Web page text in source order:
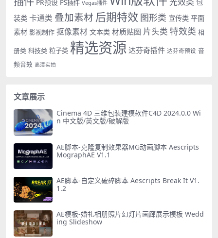
PR预设 PS插件 Vegas插件
包
装类 卡通类 叠加素材 后期特效 图形类 宣传类 平面
素材 影视制作 抠像素材 文本类 材质贴图 片头类 特效类 相
册类 科技类 粒子类 精选资源 达芬奇插件 达芬奇预设 音
频音效 高清实拍
文章展示
Cinema 4D 三维包装建模软件C4D 2024.0.0 Wi
n 中文版/英文版/破解版
AE脚本-克隆复制效果器MG动画脚本 Aescripts
MographAE V1.1
AE脚本-自定义破碎脚本 Aescripts Break It V1.
1.2
AE模板-婚礼相册照片幻灯片画廊展示模板 Wedd
ing Slideshow